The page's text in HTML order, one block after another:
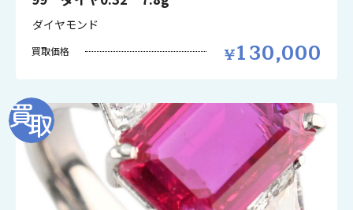
ダイヤモンド
買取価格 130,000